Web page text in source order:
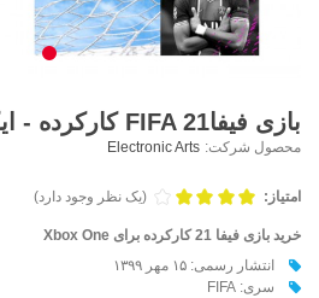
بازی فیفاFIFA 21 کارکرده - ایکس باکس وان
محصول شرکت: Electronic Arts
امتیاز: (یک نظر وجود دارد)
خرید بازی فیفا 21 کارکرده برای Xbox One
انتشار رسمی: ۱۵ مهر ۱۳۹۹
سری: FIFA